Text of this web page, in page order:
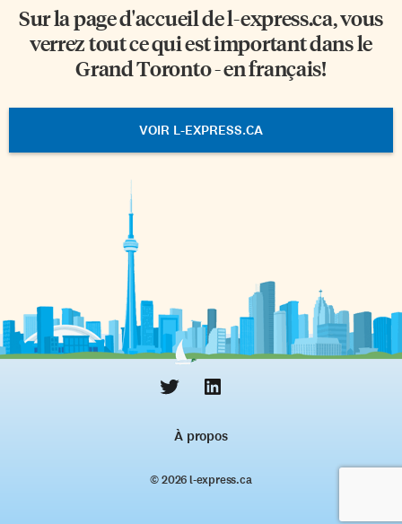
Sur la page d'accueil del-express.ca, vous
verrez tout ce qui est important dans le
Grand Toronto - en français!
VOIR L-EXPRESS.CA
À propos
© 2026 l‑express.ca